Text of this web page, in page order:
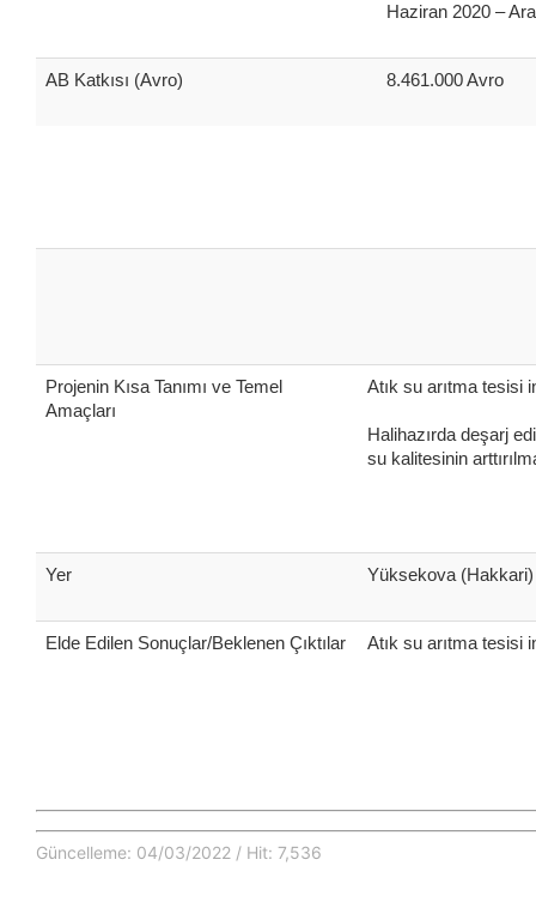
Haziran 2020 –
AB Katkısı (Avro) 8.461.000 Avro
Projenin Kısa Tanımı ve Temel
Amaçları
Atık su arıtma tesisi
Halihazırda deşarj
su kalitesinin
Yer Yüksekova (Hakkari)
Elde Edilen Sonuçlar/Beklenen Çıktılar Atık su arıtma tesisi
Güncelleme: 04/03/2022 / Hit: 7,536